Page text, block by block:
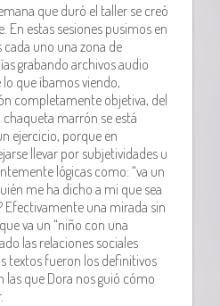
que duró el taller se creó
En estas sesiones pusimos en
uno una zona de
grabando archivos audio
que íbamos viendo,
completamente objetiva, del
marrón se está
ejercicio, porque en
llevar por subjetividades u
lógicas como: “va un
me ha dicho a mi que sea
Efectivamente una mirada sin
va un “niño con una
las relaciones sociales
textos fueron los definitivos
las que Dora nos guió cómo